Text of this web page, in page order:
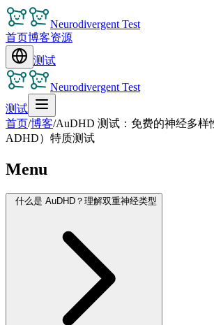
Neurodivergent Test
首页博客资源
测试
Neurodivergent Test
测试
首页/博客/AuDHD 测试：免费的神经多样
ADHD）特质测试
Menu
什么是 AuDHD？理解双重神经类型